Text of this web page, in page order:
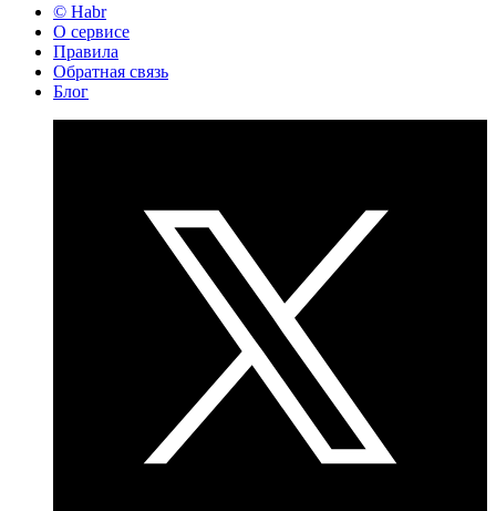
© Habr
О сервисе
Правила
Обратная связь
Блог